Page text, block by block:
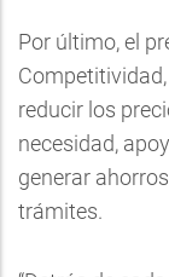
Por último, el
reducir los
necesidad,
generar
trámites.